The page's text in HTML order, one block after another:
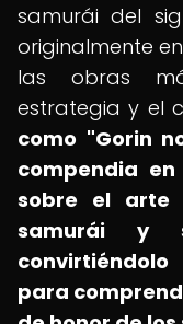
samurái del
originalmente
las obras
estrategia y el
como "Gorin
compendia
sobre el arte
samurái y
para